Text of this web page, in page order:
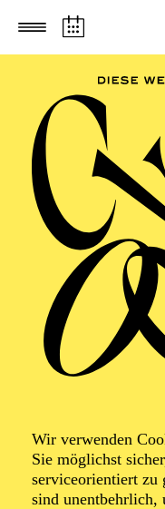
Zum Hauptinhalt
Wir verwenden
Sie möglichst
serviceorientiert zu
sind unentbehrlich,
Foto: Johan Sandberg